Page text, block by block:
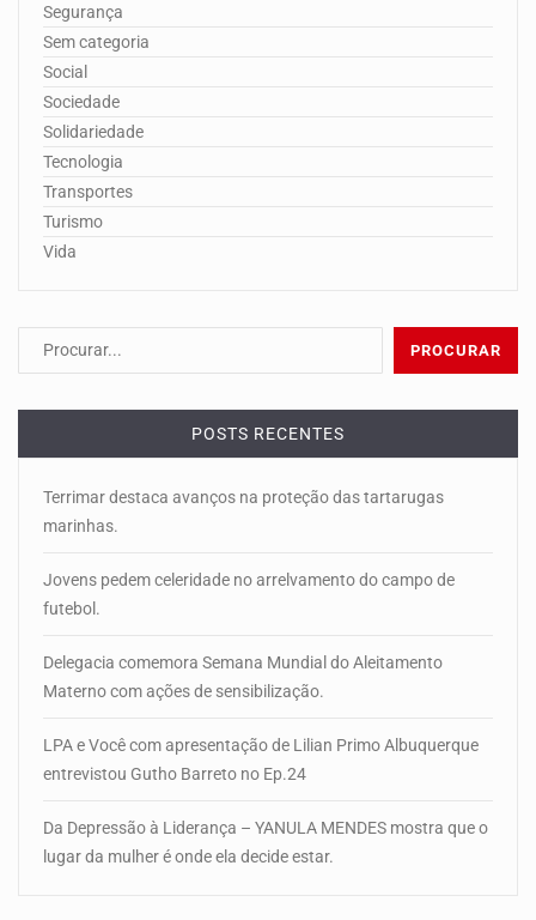
Segurança
Sem categoria
Social
Sociedade
Solidariedade
Tecnologia
Transportes
Turismo
Vida
POSTS RECENTES
Terrimar destaca avanços na proteção das tartarugas
marinhas.
Jovens pedem celeridade no arrelvamento do campo de
futebol.
Delegacia comemora Semana Mundial do Aleitamento
Materno com ações de sensibilização.
LPA e Você com apresentação de Lilian Primo Albuquerque
entrevistou Gutho Barreto no Ep.24
Da Depressão à Liderança – YANULA MENDES mostra que o
lugar da mulher é onde ela decide estar.